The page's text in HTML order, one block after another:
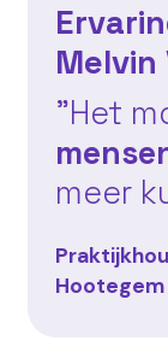
Melvin
"Het
meer
Hootegem